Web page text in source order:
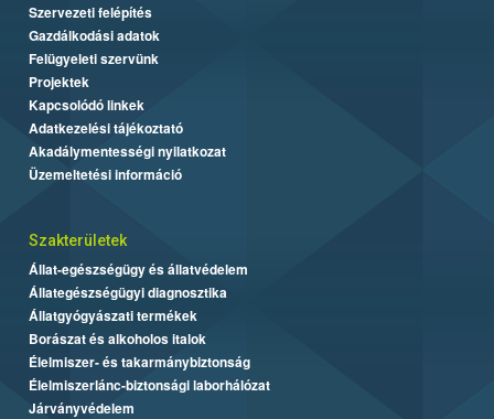
Szervezeti felépítés
Gazdálkodási adatok
Felügyeleti szervünk
Projektek
Kapcsolódó linkek
Adatkezelési tájékoztató
Akadálymentességi nyilatkozat
Üzemeltetési információ
Szakterületek
Állat-egészségügy és állatvédelem
Állategészségügyi diagnosztika
Állatgyógyászati termékek
Borászat és alkoholos italok
Élelmiszer- és takarmánybiztonság
Élelmiszerlánc-biztonsági laborhálózat
Járványvédelem